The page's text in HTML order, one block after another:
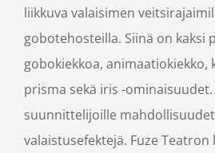
liikkuva valaisimen
gobotehosteilla. Siinä on kaksi
gobokiekkoa, animaatiokiekko,
prisma sekä iris -
suunnittelijoille
valaistusefektejä. Fuze Teatron